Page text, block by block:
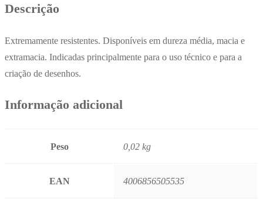
Descrição
Extremamente resistentes. Disponíveis em dureza média, macia e
extramacia. Indicadas principalmente para o uso técnico e para a
criação de desenhos.
Informação adicional
Peso 0,02 kg
EAN 4006856505535